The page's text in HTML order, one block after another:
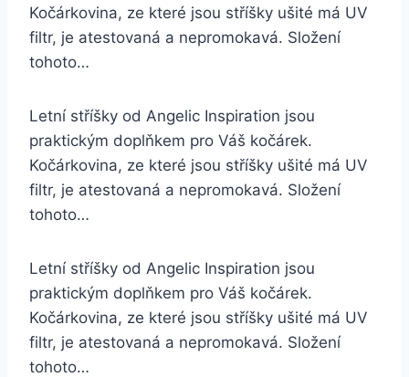
Kočárkovina, ze které jsou stříšky ušité má UV
filtr, je atestovaná a nepromokavá. Složení
tohoto…
Letní stříšky od Angelic Inspiration jsou
praktickým doplňkem pro Váš kočárek.
Kočárkovina, ze které jsou stříšky ušité má UV
filtr, je atestovaná a nepromokavá. Složení
tohoto…
Letní stříšky od Angelic Inspiration jsou
praktickým doplňkem pro Váš kočárek.
Kočárkovina, ze které jsou stříšky ušité má UV
filtr, je atestovaná a nepromokavá. Složení
tohoto…